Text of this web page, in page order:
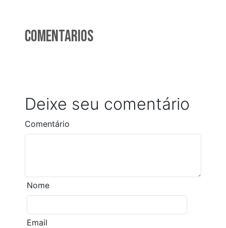
Comentarios
Deixe seu comentário
Comentário
Nome
Email